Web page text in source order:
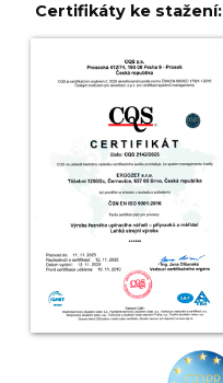
Certifikáty ke stažení: